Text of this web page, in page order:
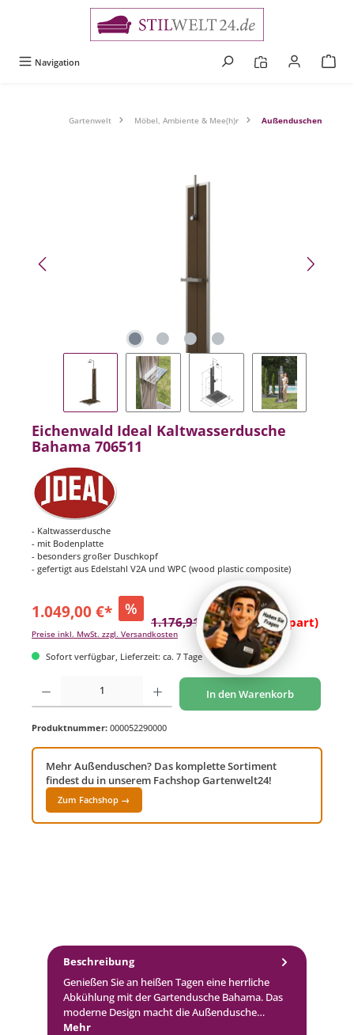
Navigation
Gartenwelt Möbel, Ambiente & Mee(h)r Außenduschen
Eichenwald Ideal Kaltwasserdusche
Bahama 706511
- Kaltwasserdusche
- mit Bodenplatte
- besonders großer Duschkopf
- gefertigt aus Edelstahl V2A und WPC (wood plastic composite)
1.049,00 €* %
1.176,91 €* (10.87% gespart)
Preise inkl. MwSt. zzgl. Versandkosten
Sofort verfügbar, Lieferzeit: ca. 7 Tage
Produkt Anzahl: Gib den gewünschten Wert ein oder benutze die Schaltflächen um
In den Warenkorb
Produktnummer: 000052290000
Mehr Außenduschen? Das komplette Sortiment
findest du in unserem Fachshop Gartenwelt24!
Zum Fachshop →
Beschreibung
Genießen Sie an heißen Tagen eine herrliche
Abkühlung mit der Gartendusche Bahama. Das
moderne Design macht die Außendusche…
Mehr